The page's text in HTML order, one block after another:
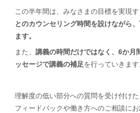
この半年間は、みなさまの目標を実現す
とのカウンセリング時間を設けながら
ます。
また、 講義の時間だけではなく、6か月
ッセージで講義の補足を行っていきます
理解度の低い部分への質問を受け付け
フィードバックや働き方へのご相談に